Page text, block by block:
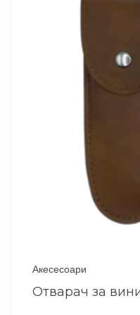
Акесесоари
Отварач за